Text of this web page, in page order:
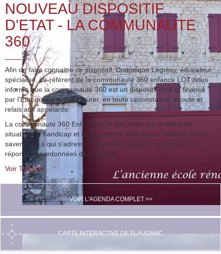
NOUVEAU DISPOSITIF
D'ETAT - LA COMMUNAUTE
360
Afin de faire connaitre ce dispositif, Dominique Légrésy, éducateur
spécialisé, co-référent de la communauté 360 enfance LOT nous
informe que la communauté 360 est un dispositif créé et financé
par l’Etat qui permet d’assurer, en toute circonstance, écoute et
relais aux appelants.
La communauté 360 Enfance LOT est dédié aux enfants en
situation de handicap et leurs parents ainsi qu’aux aidants qui ne
savent pas à qui s’adresser ou dont la situation nécessite des
réponses coordonnées de proximité.
Voir Tract ici...
VOIR L'AGENDA COMPLET >>
CARTE INTERACTIVE DE FLAUGNAC